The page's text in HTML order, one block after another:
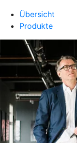
Übersicht
Produkte